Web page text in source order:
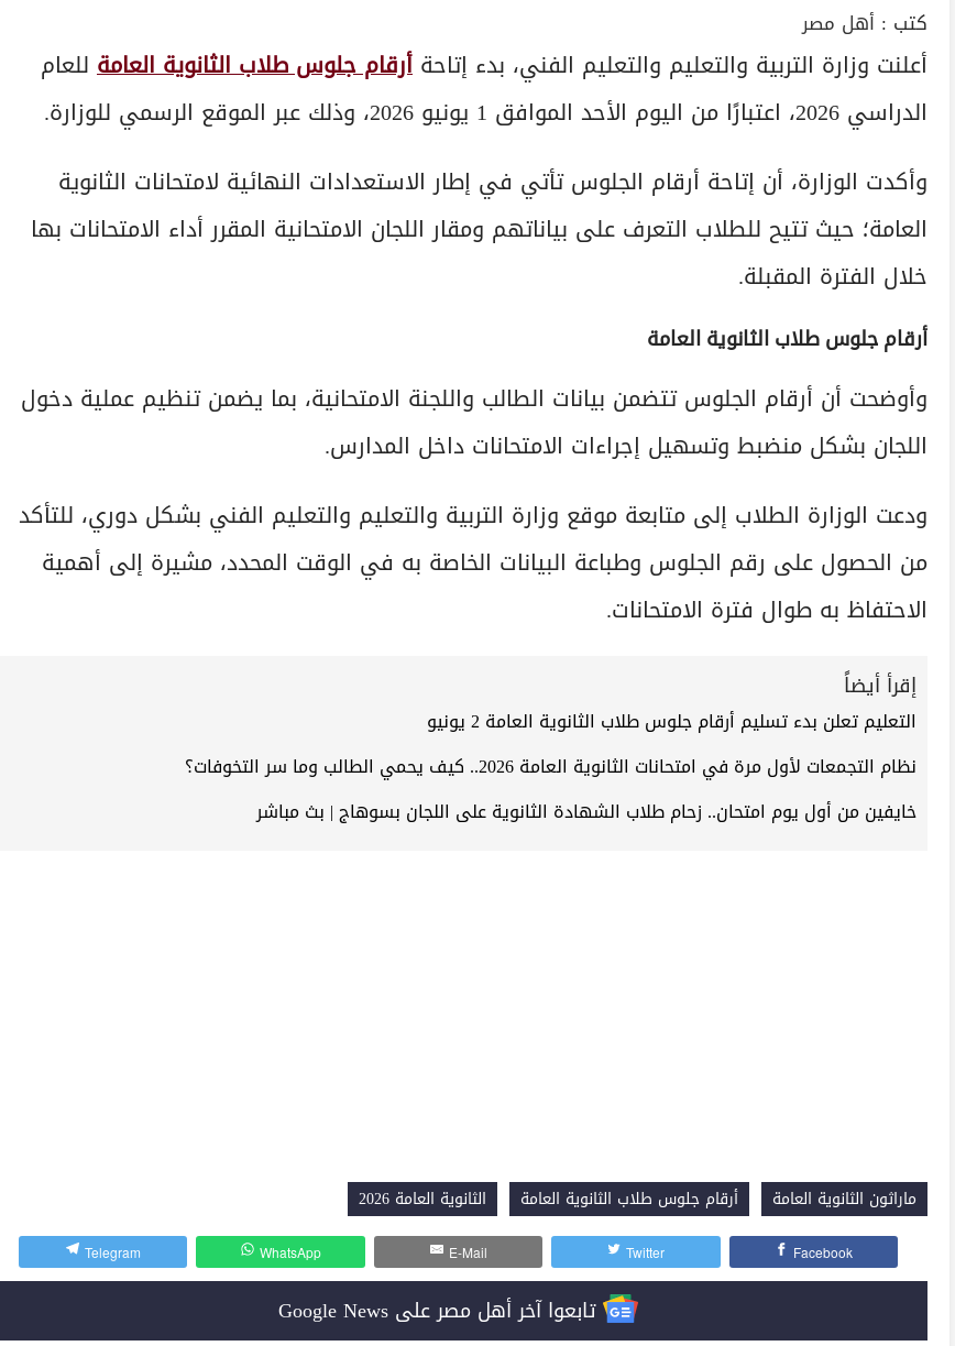
كتب : أهل مصر
أعلنت وزارة التربية والتعليم والتعليم الفني، بدء إتاحة أرقام جلوس طلاب الثانوية العامة للعام
الدراسي 2026، اعتبارًا من اليوم الأحد الموافق 1 يونيو 2026، وذلك عبر الموقع الرسمي للوزارة.
وأكدت الوزارة، أن إتاحة أرقام الجلوس تأتي في إطار الاستعدادات النهائية لامتحانات الثانوية
العامة؛ حيث تتيح للطلاب التعرف على بياناتهم ومقار اللجان الامتحانية المقرر أداء الامتحانات بها
خلال الفترة المقبلة.
أرقام جلوس طلاب الثانوية العامة
وأوضحت أن أرقام الجلوس تتضمن بيانات الطالب واللجنة الامتحانية، بما يضمن تنظيم عملية دخول
اللجان بشكل منضبط وتسهيل إجراءات الامتحانات داخل المدارس.
ودعت الوزارة الطلاب إلى متابعة موقع وزارة التربية والتعليم والتعليم الفني بشكل دوري، للتأكد
من الحصول على رقم الجلوس وطباعة البيانات الخاصة به في الوقت المحدد، مشيرة إلى أهمية
الاحتفاظ به طوال فترة الامتحانات.
إقرأ أيضاً
التعليم تعلن بدء تسليم أرقام جلوس طلاب الثانوية العامة 2 يونيو
نظام التجمعات لأول مرة في امتحانات الثانوية العامة 2026.. كيف يحمي الطالب وما سر التخوفات؟
خايفين من أول يوم امتحان.. زحام طلاب الشهادة الثانوية على اللجان بسوهاج | بث مباشر
ماراثون الثانوية العامة أرقام جلوس طلاب الثانوية العامة الثانوية العامة 2026
Facebook
Twitter
E-Mail
WhatsApp
Telegram
تابعوا آخر أهل مصر على Google News